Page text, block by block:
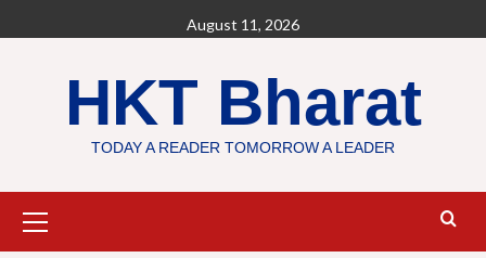
to
August 11, 2026
HKT Bharat
TODAY A READER TOMORROW A LEADER
Menu